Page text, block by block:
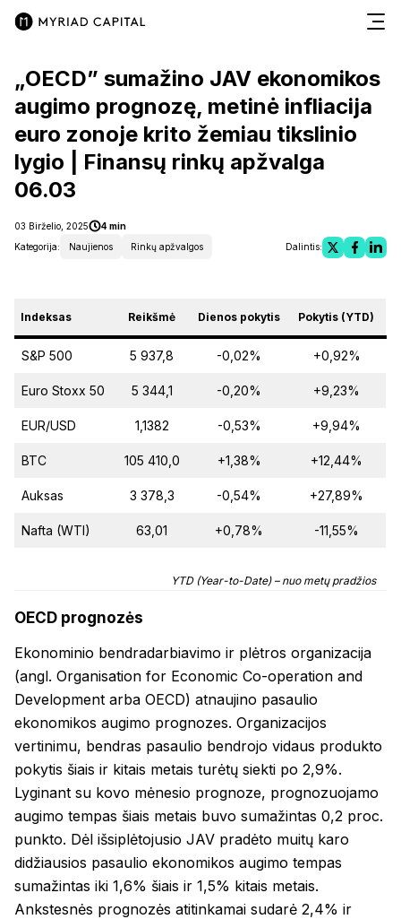
„OECD” sumažino JAV ekonomikos
augimo prognozę, metinė infliacija
euro zonoje krito žemiau tikslinio
lygio | Finansų rinkų apžvalga
06.03
03 Birželio, 2025
4 min
Kategorija:
Naujienos Rinkų apžvalgos Dalintis:
Indeksas Reikšmė Dienos pokytis Pokytis (YTD)
S&P 500 5 937,8 -0,02% +0,92%
Euro Stoxx 50 5 344,1 -0,20% +9,23%
EUR/USD 1,1382 -0,53% +9,94%
BTC 105 410,0 +1,38% +12,44%
Auksas 3 378,3 -0,54% +27,89%
Nafta (WTI) 63,01 +0,78% -11,55%
YTD (Year-to-Date) – nuo metų pradžios
OECD prognozės
Ekonominio bendradarbiavimo ir plėtros organizacija
(angl. Organisation for Economic Co-operation and
Development arba OECD) atnaujino pasaulio
ekonomikos augimo prognozes. Organizacijos
vertinimu, bendras pasaulio bendrojo vidaus produkto
pokytis šiais ir kitais metais turėtų siekti po 2,9%.
Lyginant su kovo mėnesio prognoze, prognozuojamo
augimo tempas šiais metais buvo sumažintas 0,2 proc.
punkto. Dėl išsiplėtojusio JAV pradėto muitų karo
didžiausios pasaulio ekonomikos augimo tempas
sumažintas iki 1,6% šiais ir 1,5% kitais metais.
Ankstesnės prognozės atitinkamai sudarė 2,4% ir